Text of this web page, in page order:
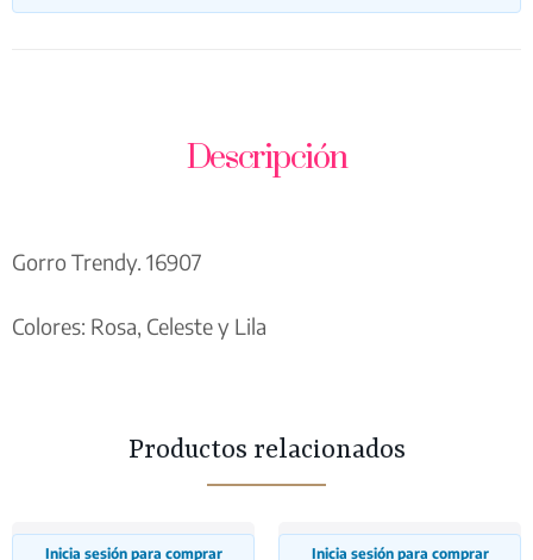
Descripción
Gorro Trendy. 16907
Colores: Rosa, Celeste y Lila
Productos relacionados
Inicia sesión para comprar Inicia sesión para comprar